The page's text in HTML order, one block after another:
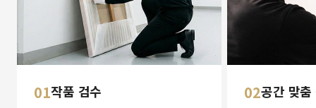
01작품 검수 02공간 맞